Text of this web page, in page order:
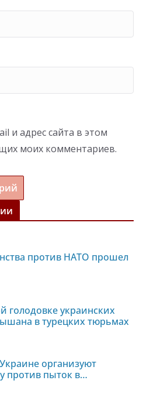
и адрес сайта в этом
моих комментариев.
против НАТО прошел
голодовке украинских
в турецких тюрьмах
организуют
против пыток в